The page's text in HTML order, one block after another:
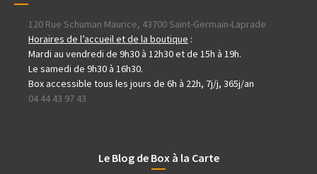
120 Rue Schuman Maurice, 43700 Saint-Germain-Laprade
Horaires de l’accueil et de la boutique :
Mardi au vendredi de 9h30 à 12h30 et de 15h à 19h.
Le samedi de 9h30 à 16h30.
Box accessible tous les jours de 6h à 22h, 7j/j, 365j/an
04 44 43 97 43
Le Blog de Box à la Carte